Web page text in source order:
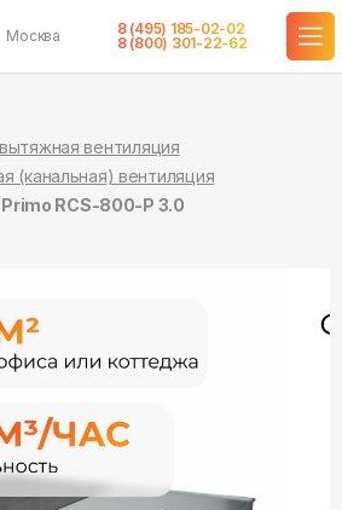
Москва
8 (495) 185-02-02
8 (800) 301-22-62
вентиляция
(канальная) вентиляция
RCS-800-P 3.0